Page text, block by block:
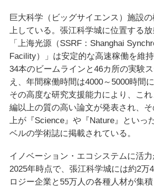
巨大科学（ビッグサイエンス）施設
上している。張江科学城に位置する
「上海光源（SSRF：Shanghai
Facility）」は安定的な高速稼働を維
34本のビームラインと46カ所の実験
え、年間稼働時間は4000～5000時間
その高度な研究支援能力により、こ
編以上の質の高い論文が発表され、
上が『Science』や『Nature』といっ
ベルの学術誌に掲載されている。
イノベーション・エコシステムに活力
2025年時点で、張江科学城には約2万
ロジー企業と55万人の各種人材が集